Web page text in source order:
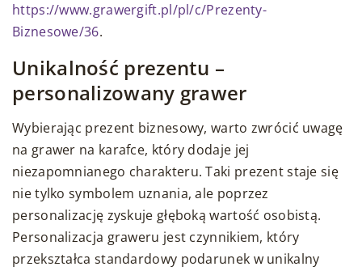
https://www.grawergift.pl/pl/c/Prezenty-
Biznesowe/36.
Unikalność prezentu –
personalizowany grawer
Wybierając prezent biznesowy, warto zwrócić uwagę
na grawer na karafce, który dodaje jej
niezapomnianego charakteru. Taki prezent staje się
nie tylko symbolem uznania, ale poprzez
personalizację zyskuje głęboką wartość osobistą.
Personalizacja graweru jest czynnikiem, który
przekształca standardowy podarunek w unikalny